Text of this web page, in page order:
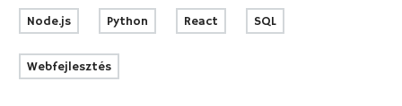
Node.js Python React SQL
Webfejlesztés